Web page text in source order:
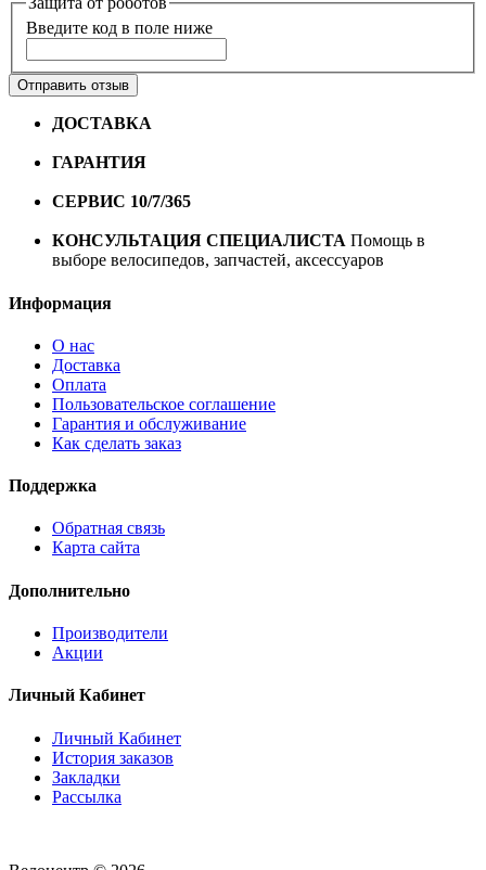
Введите код в поле ниже
Отправить отзыв
ДОСТАВКА
ГАРАНТИЯ
СЕРВИС 10/7/365
КОНСУЛЬТАЦИЯ СПЕЦИАЛИСТА Помощь в
выборе велосипедов, запчастей, аксессуаров
Информация
О нас
Доставка
Оплата
Пользовательское соглашение
Гарантия и обслуживание
Как сделать заказ
Поддержка
Обратная связь
Карта сайта
Дополнительно
Производители
Акции
Личный Кабинет
Личный Кабинет
История заказов
Закладки
Рассылка